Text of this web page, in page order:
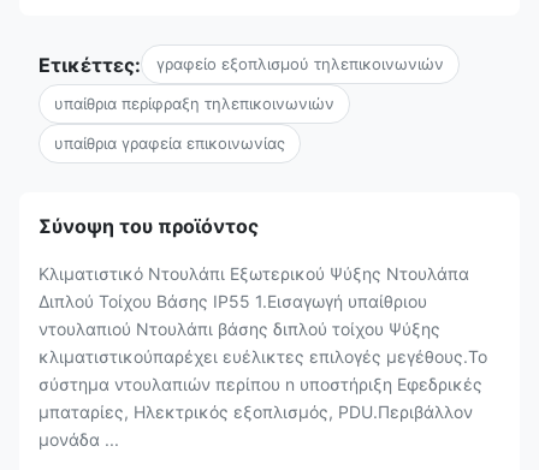
Ετικέττες: γραφείο εξοπλισμού τηλεπικοινωνιών
υπαίθρια περίφραξη τηλεπικοινωνιών
υπαίθρια γραφεία επικοινωνίας
Σύνοψη του προϊόντος
Κλιματιστικό Ντουλάπι Εξωτερικού Ψύξης Ντουλάπα
Διπλού Τοίχου Βάσης IP55 1.Εισαγωγή υπαίθριου
ντουλαπιού Ντουλάπι βάσης διπλού τοίχου Ψύξης
κλιματιστικούπαρέχει ευέλικτες επιλογές μεγέθους.Το
σύστημα ντουλαπιών περίπου n υποστήριξη Εφεδρικές
μπαταρίες, Ηλεκτρικός εξοπλισμός, PDU.Περιβάλλον
μονάδα ...